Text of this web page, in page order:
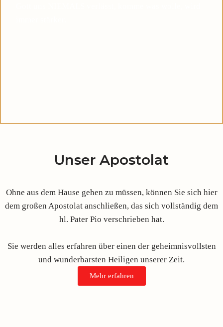
Unser Apostolat
Ohne aus dem Hause gehen zu müssen, können Sie sich hier
dem großen Apostolat anschließen, das sich vollständig dem
hl. Pater Pio verschrieben hat.
Sie werden alles erfahren über einen der geheimnisvollsten
und wunderbarsten Heiligen unserer Zeit.
Mehr erfahren